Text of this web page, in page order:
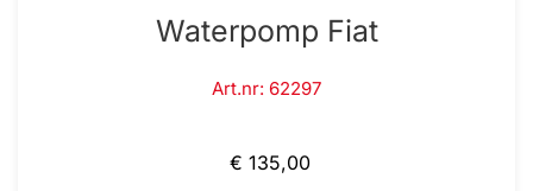
Waterpomp Fiat
Art.nr: 62297
€ 135,00